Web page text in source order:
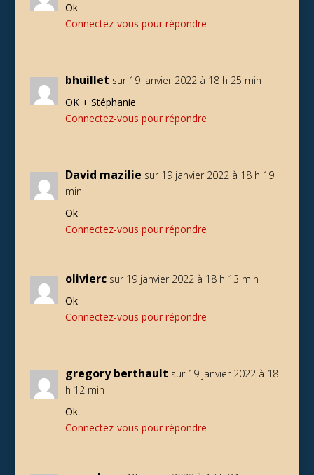
Ok
Connectez-vous pour répondre
bhuillet sur 19 janvier 2022 à 18 h 25 min
OK + Stéphanie
Connectez-vous pour répondre
David mazilie sur 19 janvier 2022 à 18 h 19
min
Ok
Connectez-vous pour répondre
olivierc sur 19 janvier 2022 à 18 h 13 min
Ok
Connectez-vous pour répondre
gregory berthault sur 19 janvier 2022 à 18
h 12 min
Ok
Connectez-vous pour répondre